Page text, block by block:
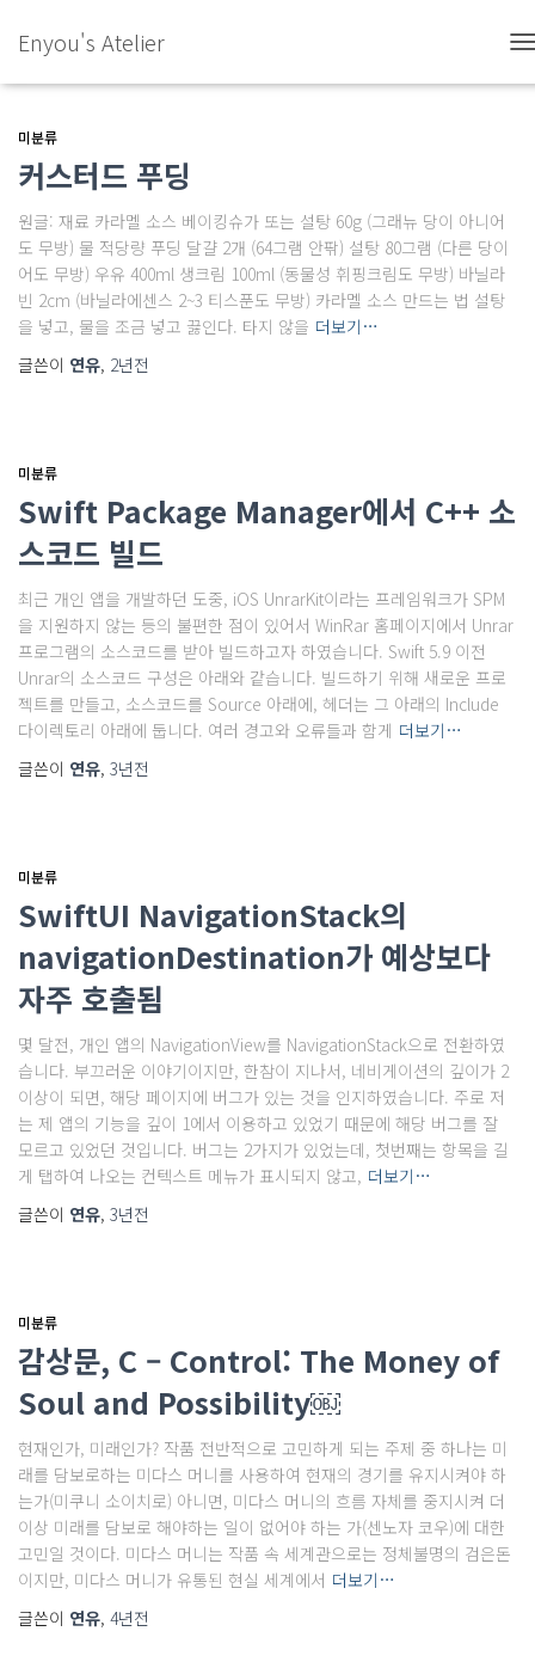
Enyou's Atelier
비
미분류
커스터드 푸딩
원글: 재료 카라멜 소스 베이킹슈가 또는 설탕 60g (그래뉴 당이 아니어
도 무방) 물 적당량 푸딩 달걀 2개 (64그램 안팎) 설탕 80그램 (다른 당이
어도 무방) 우유 400ml 생크림 100ml (동물성 휘핑크림도 무방) 바닐라
빈 2cm (바닐라에센스 2~3 티스푼도 무방) 카라멜 소스 만드는 법 설탕
을 넣고, 물을 조금 넣고 끓인다. 타지 않을 더보기…
글쓴이 연유, 2년전
미분류
Swift Package Manager에서 C++ 소
스코드 빌드
최근 개인 앱을 개발하던 도중, iOS UnrarKit이라는 프레임워크가 SPM
을 지원하지 않는 등의 불편한 점이 있어서 WinRar 홈페이지에서 Unrar
프로그램의 소스코드를 받아 빌드하고자 하였습니다. Swift 5.9 이전
Unrar의 소스코드 구성은 아래와 같습니다. 빌드하기 위해 새로운 프로
젝트를 만들고, 소스코드를 Source 아래에, 헤더는 그 아래의 Include
다이렉토리 아래에 둡니다. 여러 경고와 오류들과 함게 더보기…
글쓴이 연유, 3년전
미분류
SwiftUI NavigationStack의
navigationDestination가 예상보다
자주 호출됨
몇 달전, 개인 앱의 NavigationView를 NavigationStack으로 전환하였
습니다. 부끄러운 이야기이지만, 한참이 지나서, 네비게이션의 깊이가 2
이상이 되면, 해당 페이지에 버그가 있는 것을 인지하였습니다. 주로 저
는 제 앱의 기능을 깊이 1에서 이용하고 있었기 때문에 해당 버그를 잘
모르고 있었던 것입니다. 버그는 2가지가 있었는데, 첫번째는 항목을 길
게 탭하여 나오는 컨텍스트 메뉴가 표시되지 않고, 더보기…
글쓴이 연유, 3년전
미분류
감상문, C – Control: The Money of
Soul and Possibility￼
현재인가, 미래인가? 작품 전반적으로 고민하게 되는 주제 중 하나는 미
래를 담보로하는 미다스 머니를 사용하여 현재의 경기를 유지시켜야 하
는가(미쿠니 소이치로) 아니면, 미다스 머니의 흐름 자체를 중지시켜 더
이상 미래를 담보로 해야하는 일이 없어야 하는 가(센노자 코우)에 대한
고민일 것이다. 미다스 머니는 작품 속 세계관으로는 정체불명의 검은돈
이지만, 미다스 머니가 유통된 현실 세계에서 더보기…
글쓴이 연유, 4년전